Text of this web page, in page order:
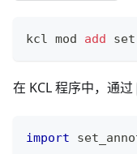
kcl mod add
在 KCL 程序中，通过
import